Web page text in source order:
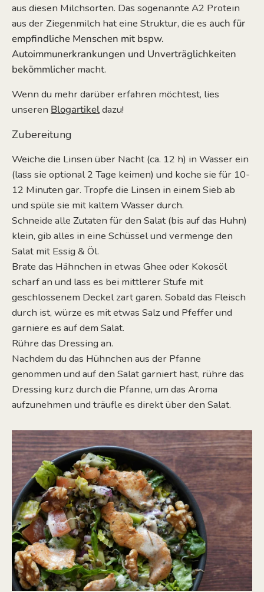
aus diesen Milchsorten. Das sogenannte A2 Protein
aus der Ziegenmilch hat eine Struktur, die es auch für
empfindliche Menschen mit bspw.
Autoimmunerkrankungen und Unverträglichkeiten
bekömmlicher macht.
Wenn du mehr darüber erfahren möchtest, lies
unseren Blogartikeldazu!
Zubereitung
Weiche die Linsen über Nacht (ca. 12 h) in Wasser ein
(lass sie optional 2 Tage keimen) und koche sie für 10-
12 Minuten gar. Tropfe die Linsen in einem Sieb ab
und spüle sie mit kaltem Wasser durch.
Schneide alle Zutaten für den Salat (bis auf das Huhn)
klein, gib alles in eine Schüssel und vermenge den
Salat mit Essig & Öl.
Brate das Hähnchen in etwas Ghee oder Kokosöl
scharf an und lass es bei mittlerer Stufe mit
geschlossenem Deckel zart garen. Sobald das Fleisch
durch ist, würze es mit etwas Salz und Pfeffer und
garniere es auf dem Salat.
Rühre das Dressing an.
Nachdem du das Hühnchen aus der Pfanne
genommen und auf den Salat garniert hast, rühre das
Dressing kurz durch die Pfanne, um das Aroma
aufzunehmen und träufle es direkt über den Salat.